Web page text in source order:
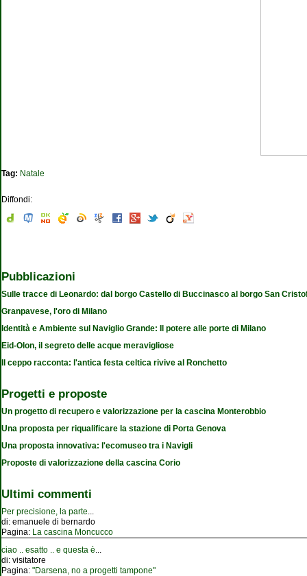
Tag: Natale
Diffondi:
Pubblicazioni
Sulle tracce di Leonardo: dal borgo Castello di Buccinasco al borgo San
Granpavese, l'oro di Milano
Identità e Ambiente sul Naviglio Grande: Il potere alle porte di Milano
Eid-Olon, il segreto delle acque meravigliose
Il ceppo racconta: l'antica festa celtica rivive al Ronchetto
Progetti e proposte
Un progetto di recupero e valorizzazione per la cascina Monterobbio
Una proposta per riqualificare la stazione di Porta Genova
Una proposta innovativa: l'ecomuseo tra i Navigli
Proposte di valorizzazione della cascina Corio
Ultimi commenti
Per precisione, la parte
di: emanuele di bernardo
Pagina: La cascina Moncucco
ciao .. esatto .. e questa è
di: visitatore
Pagina: "Darsena, no a progetti tampone"